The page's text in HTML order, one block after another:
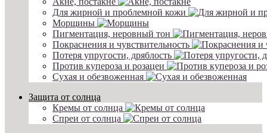
Для жирной и проблемной кожи
Морщины
Пигментация, неровный тон
Покраснения и чувствительность
Потеря упругости, дряблость
Против купероза и розацеи
Сухая и обезвоженная
Защита от солнца
Кремы от солнца
Спреи от солнца